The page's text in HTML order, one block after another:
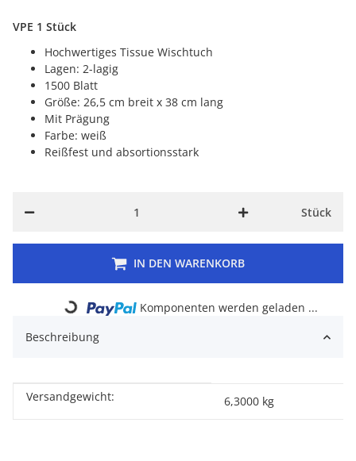
VPE 1 Stück
Hochwertiges Tissue Wischtuch
Lagen: 2-lagig
1500 Blatt
Größe: 26,5 cm breit x 38 cm lang
Mit Prägung
Farbe: weiß
Reißfest und absortionsstark
Stück
IN DEN WARENKORB
Loading...
Komponenten werden geladen ...
Beschreibung
Produkteigenschaft
Wert
Versandgewicht: 6,3000 kg